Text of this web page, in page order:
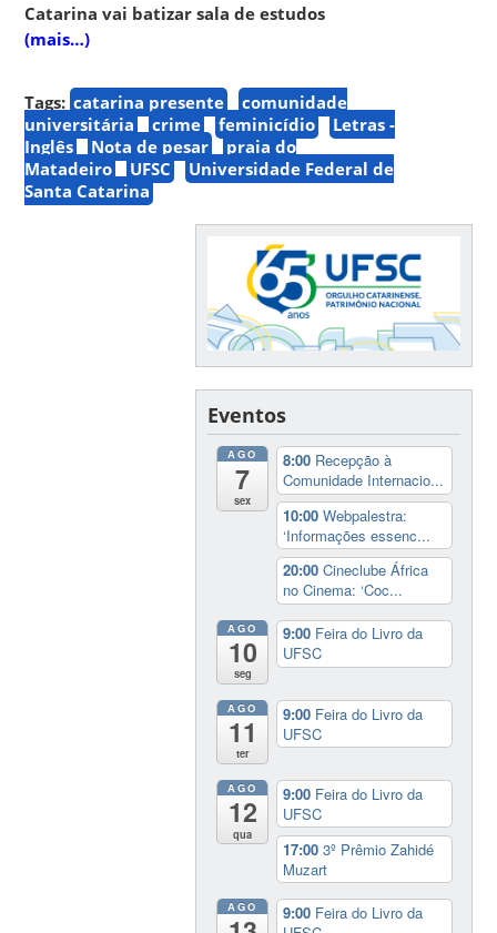
Catarina vai batizar sala de estudos
(mais…)
Tags: catarina presente
comunidade
universitária
crime feminicídio
Letras -
Inglês
Nota de pesar
praia do
Matadeiro
UFSC
Universidade Federal de
Santa Catarina
Eventos
AGO
7
sex
8:00 Recepção à
Comunidade Internacio...
10:00Webpalestra:
‘Informações essenc...
20:00Cineclube África
no Cinema: ‘Coc...
AGO
10
seg
9:00 Feira do Livro da
UFSC
AGO
11
ter
9:00 Feira do Livro da
UFSC
AGO
12
qua
9:00 Feira do Livro da
UFSC
17:003º Prêmio Zahidé
Muzart
AGO 9:00 Feira do Livro da